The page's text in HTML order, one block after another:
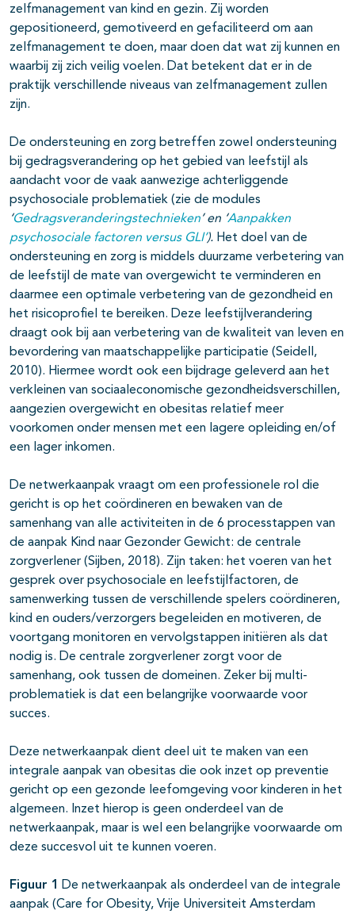
zelfmanagement van kind en gezin. Zij worden
gepositioneerd, gemotiveerd en gefaciliteerd om aan
zelfmanagement te doen, maar doen dat wat zij kunnen en
waarbij zij zich veilig voelen. Dat betekent dat er in de
praktijk verschillende niveaus van zelfmanagement zullen
zijn.
De ondersteuning en zorg betreffen zowel ondersteuning
bij gedragsverandering op het gebied van leefstijl als
aandacht voor de vaak aanwezige achterliggende
psychosociale problematiek (zie de modules
‘Gedragsveranderingstechnieken’ en ‘Aanpakken
psychosociale factoren versus GLI’). Het doel van de
ondersteuning en zorg is middels duurzame verbetering van
de leefstijl de mate van overgewicht te verminderen en
daarmee een optimale verbetering van de gezondheid en
het risicoprofiel te bereiken. Deze leefstijlverandering
draagt ook bij aan verbetering van de kwaliteit van leven en
bevordering van maatschappelijke participatie (Seidell,
2010). Hiermee wordt ook een bijdrage geleverd aan het
verkleinen van sociaaleconomische gezondheidsverschillen,
aangezien overgewicht en obesitas relatief meer
voorkomen onder mensen met een lagere opleiding en/of
een lager inkomen.
De netwerkaanpak vraagt om een professionele rol die
gericht is op het coördineren en bewaken van de
samenhang van alle activiteiten in de 6 processtappen van
de aanpak Kind naar Gezonder Gewicht: de centrale
zorgverlener (Sijben, 2018). Zijn taken: het voeren van het
gesprek over psychosociale en leefstijlfactoren, de
samenwerking tussen de verschillende spelers coördineren,
kind en ouders/verzorgers begeleiden en motiveren, de
voortgang monitoren en vervolgstappen initiëren als dat
nodig is. De centrale zorgverlener zorgt voor de
samenhang, ook tussen de domeinen. Zeker bij multi-
problematiek is dat een belangrijke voorwaarde voor
succes.
Deze netwerkaanpak dient deel uit te maken van een
integrale aanpak van obesitas die ook inzet op preventie
gericht op een gezonde leefomgeving voor kinderen in het
algemeen. Inzet hierop is geen onderdeel van de
netwerkaanpak, maar is wel een belangrijke voorwaarde om
deze succesvol uit te kunnen voeren.
Figuur 1
De netwerkaanpak als onderdeel van de integrale
aanpak (Care for Obesity, Vrije Universiteit Amsterdam